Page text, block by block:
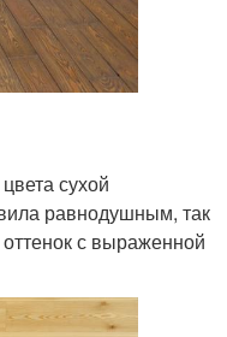
сухой
равнодушным, так
с выраженной